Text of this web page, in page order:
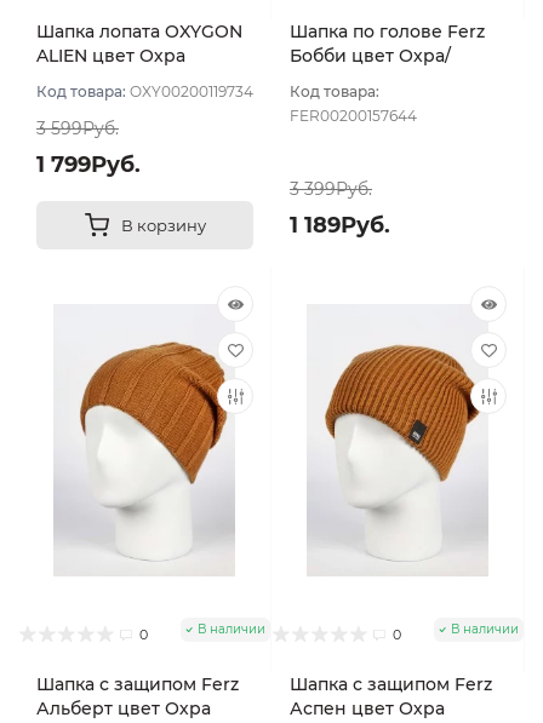
Шапка лопата OXYGON
ALIEN цвет Охра
Код товара: OXY00200119734
3 599Руб.
1 799Руб.
В корзину
Шапка по голове Ferz
Бобби цвет Охра/
Код товара:
FER00200157644
3 399Руб.
1 189Руб.
0 В наличии
Шапка с защипом Ferz
Альберт цвет Охра
0 В наличии
Шапка с защипом Ferz
Аспен цвет Охра